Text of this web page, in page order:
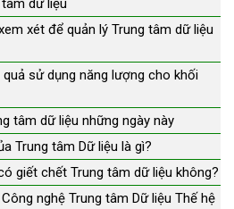
dữ liệu
xét để quản lý Trung tâm dữ liệu
sử dụng năng lượng cho khối
tâm dữ liệu những ngày này
Trung tâm Dữ liệu là gì?
giết chết Trung tâm dữ liệu không?
nghệ Trung tâm Dữ liệu Thế hệ